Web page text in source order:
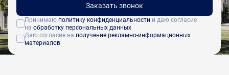
Заказать звонок
Принимаю политику конфиденциальности и даю согласие
на обработку персональных данных
Даю согласие на получение рекламно-информационных
материалов